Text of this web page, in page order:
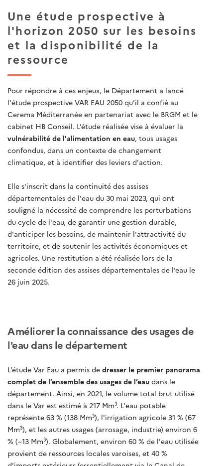
Une étude prospective à
l'horizon 2050 sur les besoins
et la disponibilité de la
ressource
Pour répondre à ces enjeux, le Département a lancé
l'étude prospective VAR EAU 2050 qu’il a confié au
Cerema Méditerranée en partenariat avec le BRGM et le
cabinet HB Conseil. L’étude réalisée vise à évaluer la
vulnérabilité de l'alimentation en eau, tous usages
confondus, dans un contexte de changement
climatique, et à identifier des leviers d'action.
Elle s'inscrit dans la continuité des assises
départementales de l'eau du 30 mai 2023, qui ont
souligné la nécessité de comprendre les perturbations
du cycle de l'eau, de garantir une gestion durable,
d'anticiper les besoins, de maintenir l'attractivité du
territoire, et de soutenir les activités économiques et
agricoles. Une restitution a été réalisée lors de la
seconde édition des assises départementales de l’eau le
26 juin 2025.
Améliorer la connaissance des usages de
l'eau dans le département
L’étude Var Eau a permis de dresser le premier panorama
complet de l’ensemble des usages de l’eau dans le
département. Ainsi, en 2021, le volume total brut utilisé
dans le Var est estimé à 217 Mm³. L'eau potable
représente 63 % (138 Mm³), l'irrigation agricole 31 % (67
Mm³), et les autres usages (arrosage, industrie) environ 6
% (~13 Mm³). Globalement, environ 60 % de l'eau utilisée
provient de ressources locales varoises, et 40 %